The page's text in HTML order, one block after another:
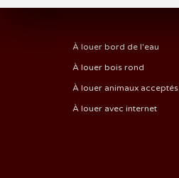
À louer bord de l'eau
À louer bois rond
À louer animaux acceptés
À louer avec internet